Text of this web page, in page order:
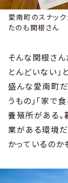
愛南町のスナッ
たのも関根さん
そんな関根さ
とんどいない」
盛んな愛南町だ
うもの」「家で
養殖所がある
業がある環境だ
かっているのか